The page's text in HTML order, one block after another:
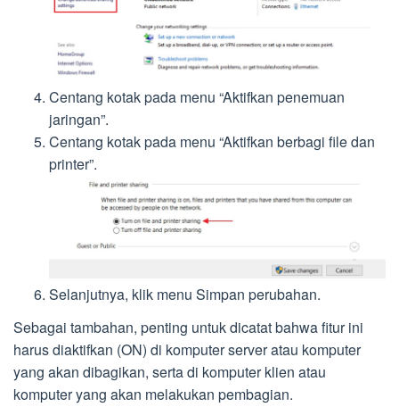
Centang kotak pada menu “Aktifkan penemuan
jaringan”.
Centang kotak pada menu “Aktifkan berbagi file dan
printer”.
Selanjutnya, klik menu Simpan perubahan.
Sebagai tambahan, penting untuk dicatat bahwa fitur ini
harus diaktifkan (ON) di komputer server atau komputer
yang akan dibagikan, serta di komputer klien atau
komputer yang akan melakukan pembagian.